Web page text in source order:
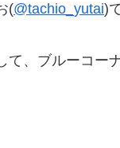
(@tachio_yutai)
て、ブルーコー